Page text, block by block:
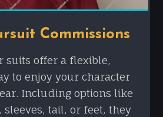
Commissions
suits offer a flexible,
to enjoy your character
Including options like
sleeves, tail, or feet, they